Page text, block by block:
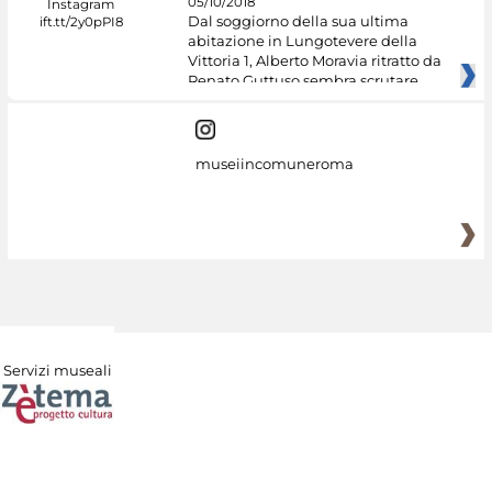
Dal soggiorno della sua ultima
abitazione in Lungotevere della
Vittoria 1, Alberto Moravia ritratto da
Renato Guttuso sembra scrutare
museiincomuneroma
Servizi museali